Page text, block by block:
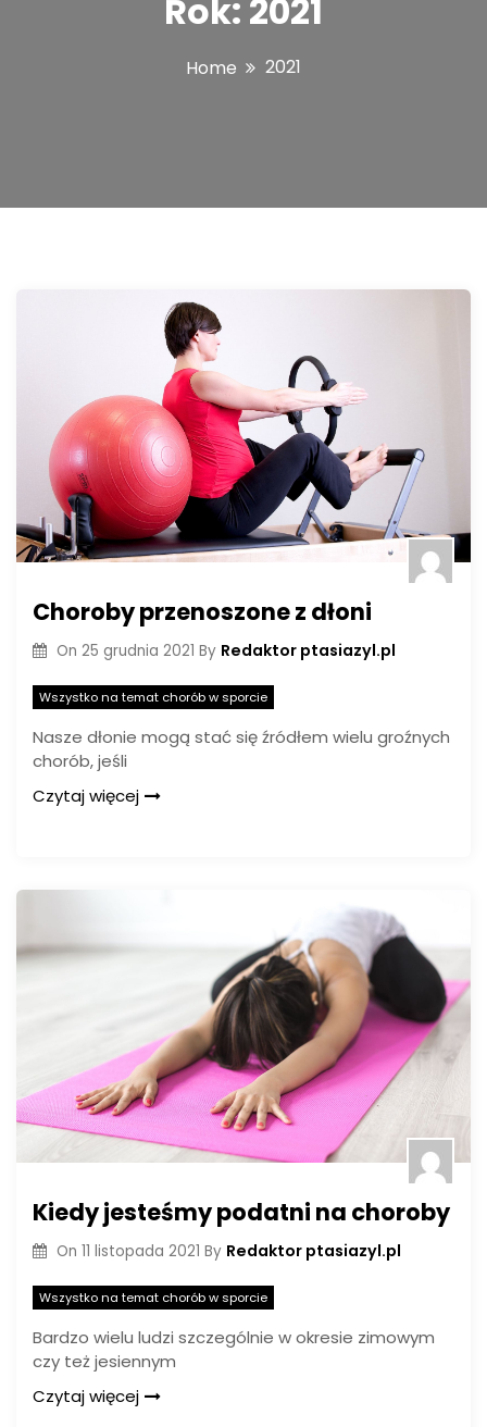
emu
ziałaniu
w czasie
treningu
Rok: 2021
Home 2021
Choroby przenoszone z dłoni
On 25 grudnia 2021 By Redaktor ptasiazyl.pl
Wszystko na temat chorób w sporcie
Nasze dłonie mogą stać się źródłem wielu groźnych
chorób, jeśli
Czytaj więcej
Kiedy jesteśmy podatni na choroby
On 11 listopada 2021 By Redaktor ptasiazyl.pl
Wszystko na temat chorób w sporcie
Bardzo wielu ludzi szczególnie w okresie zimowym
czy też jesiennym
Czytaj więcej